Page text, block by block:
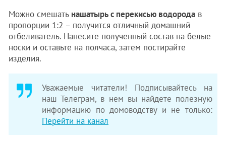
Можно смешать нашатырь с перекисью водорода в
пропорции 1:2 – получится отличный домашний
отбеливатель. Нанесите полученный состав на белые
носки и оставьте на полчаса, затем постирайте
изделия.
Уважаемые читатели! Подписывайтесь на
наш Телеграм, в нем вы найдете полезную
информацию по домоводству и не только:
Перейти на канал